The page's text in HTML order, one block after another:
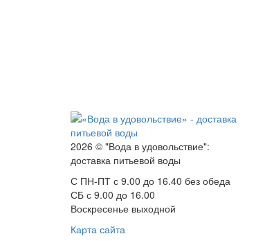
2026 © "Вода в удовольствие":
доставка питьевой воды
С ПН-ПТ с 9.00 до 16.40 без обеда
СБ с 9.00 до 16.00
Воскресенье выходной
Карта сайта